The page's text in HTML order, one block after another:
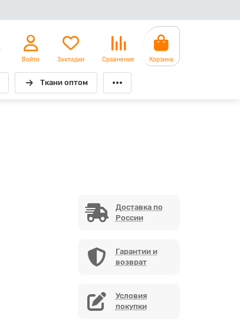
Войти Закладки Сравнение Корзина
Ткани оптом
Доставка по
России
Гарантии и
возврат
Условия
покупки